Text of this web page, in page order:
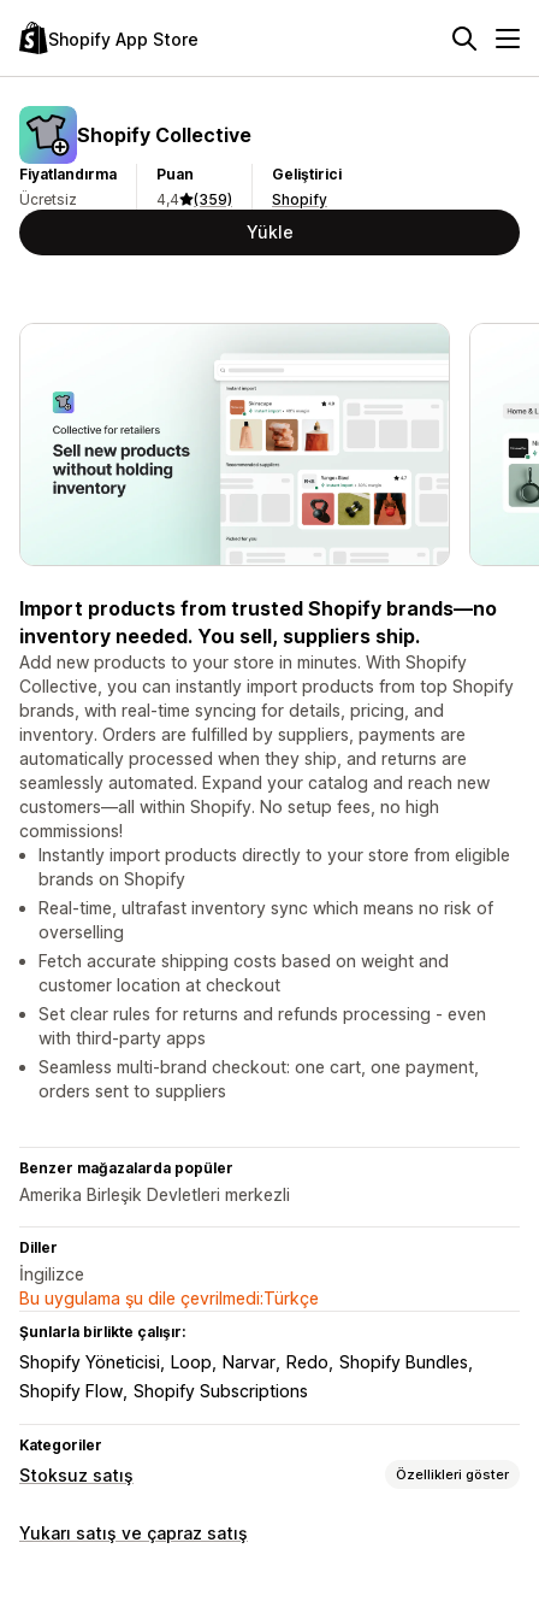
Shopify App Store
Shopify Collective
Fiyatlandırma
Ücretsiz
Puan
4,4
(359)
Geliştirici
Shopify
Yükle
Import products from trusted Shopify brands—no
inventory needed. You sell, suppliers ship.
Add new products to your store in minutes. With Shopify
Collective, you can instantly import products from top Shopify
brands, with real-time syncing for details, pricing, and
inventory. Orders are fulfilled by suppliers, payments are
automatically processed when they ship, and returns are
seamlessly automated. Expand your catalog and reach new
customers—all within Shopify. No setup fees, no high
commissions!
Instantly import products directly to your store from eligible
brands on Shopify
Real-time, ultrafast inventory sync which means no risk of
overselling
Fetch accurate shipping costs based on weight and
customer location at checkout
Set clear rules for returns and refunds processing - even
with third-party apps
Seamless multi-brand checkout: one cart, one payment,
orders sent to suppliers
Benzer mağazalarda popüler
Amerika Birleşik Devletleri merkezli
Diller
İngilizce
Bu uygulama şu dile çevrilmedi:Türkçe
Şunlarla birlikte çalışır:
Shopify Yöneticisi Loop Narvar Redo Shopify Bundles
Shopify Flow Shopify Subscriptions
Kategoriler
Stoksuz satış Özellikleri göster
Satabileceğiniz ürünler
Yukarı satış ve çapraz satış